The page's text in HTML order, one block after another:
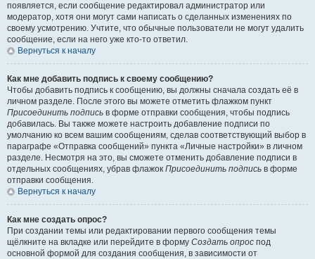
появляется, если сообщение редактировал администратор или
модератор, хотя они могут сами написать о сделанных изменениях по
своему усмотрению. Учтите, что обычные пользователи не могут удалить
сообщение, если на него уже кто-то ответил.
Вернуться к началу
Как мне добавить подпись к своему сообщению?
Чтобы добавить подпись к сообщению, вы должны сначала создать её в
личном разделе. После этого вы можете отметить флажком пункт
Присоединить подпись в форме отправки сообщения, чтобы подпись
добавилась. Вы также можете настроить добавление подписи по
умолчанию ко всем вашим сообщениям, сделав соответствующий выбор в
параграфе «Отправка сообщений» пункта «Личные настройки» в личном
разделе. Несмотря на это, вы сможете отменить добавление подписи в
отдельных сообщениях, убрав флажок Присоединить подпись в форме
отправки сообщения.
Вернуться к началу
Как мне создать опрос?
При создании темы или редактировании первого сообщения темы
щёлкните на вкладке или перейдите в форму Создать опрос под
основной формой для создания сообщения, в зависимости от